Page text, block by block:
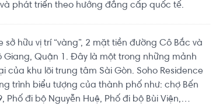
phát triển theo hướng đẳng cấp quốc tế.
sở hữu vị trí “vàng”, 2 mặt tiền đường Cô Bắc và
Giang, Quận 1. Đây là một trong những mảnh
của khu lõi trung tâm Sài Gòn. Soho Residence
trình biểu tượng của thành phố như: chợ Bến
Phố đi bộ Nguyễn Huệ, Phố đi bộ Bùi Viện,…